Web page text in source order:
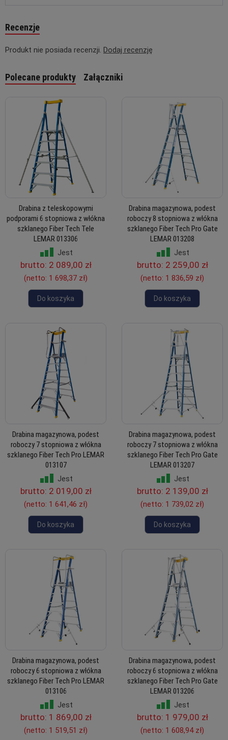
Recenzje
Produkt nie posiada recenzji. Dodaj recenzję
Polecane produkty Załączniki
Drabina z teleskopowymi
podporami 6 stopniowa z włókna
szklanego Fiber Tech Tele
LEMAR 013306
Jest
brutto: 2 089,00 zł
(netto: 1 698,37 zł)
Do koszyka
Drabina magazynowa, podest
roboczy 8 stopniowa z włókna
szklanego Fiber Tech Pro Gate
LEMAR 013208
Jest
brutto: 2 259,00 zł
(netto: 1 836,59 zł)
Do koszyka
Drabina magazynowa, podest
roboczy 7 stopniowa z włókna
szklanego Fiber Tech Pro LEMAR
013107
Jest
brutto: 2 019,00 zł
(netto: 1 641,46 zł)
Do koszyka
Drabina magazynowa, podest
roboczy 7 stopniowa z włókna
szklanego Fiber Tech Pro Gate
LEMAR 013207
Jest
brutto: 2 139,00 zł
(netto: 1 739,02 zł)
Do koszyka
Drabina magazynowa, podest
roboczy 6 stopniowa z włókna
szklanego Fiber Tech Pro LEMAR
013106
Jest
brutto: 1 869,00 zł
(netto: 1 519,51 zł)
Drabina magazynowa, podest
roboczy 6 stopniowa z włókna
szklanego Fiber Tech Pro Gate
LEMAR 013206
Jest
brutto: 1 979,00 zł
(netto: 1 608,94 zł)